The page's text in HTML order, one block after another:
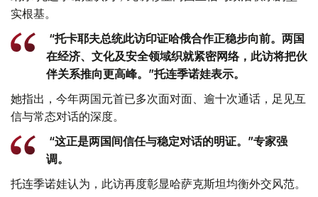
实根基。
“托卡耶夫总统此访印证哈俄合作正稳步向前。两国
在经济、文化及安全领域织就紧密网络，此访将把伙
伴关系推向更高峰。”托连季诺娃表示。
她指出，今年两国元首已多次面对面、逾十次通话，足见互
信与常态对话的深度。
“这正是两国间信任与稳定对话的明证。”专家强
调。
托连季诺娃认为，此访再度彰显哈萨克斯坦均衡外交风范。